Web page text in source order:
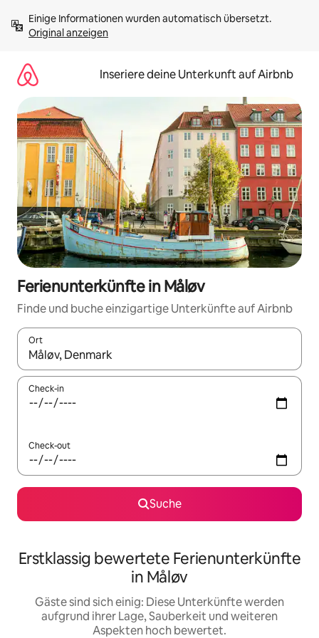
Inhalten
springenOriginal anzeigen
Inseriere deine Unterkunft auf Airbnb
Ferienunterkünfte in Måløv
Finde und buche einzigartige Unterkünfte auf Airbnb
Ort
Wenn Ergebnisse verfügbar sind, navigiere mit den
Check-in
Check-out
Suche
Erstklassig bewertete Ferienunterkünfte
in Måløv
Gäste sind sich einig: Diese Unterkünfte werden
aufgrund ihrer Lage, Sauberkeit und weiteren
Aspekten hoch bewertet.